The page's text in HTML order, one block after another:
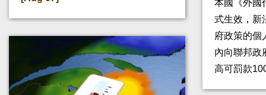
本國《外國
式生效，新
府政策的個
內向聯邦政
高可罰款